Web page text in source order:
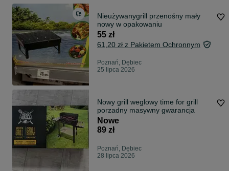
Nieużywanygrill przenośny mały
nowy w opakowaniu
55 zł
61,20 zł z Pakietem Ochronnym
Poznań, Dębiec
25 lipca 2026
Nowy grill weglowy time for grill
porzadny masywny gwarancja
Nowe
89 zł
Poznań, Dębiec
28 lipca 2026